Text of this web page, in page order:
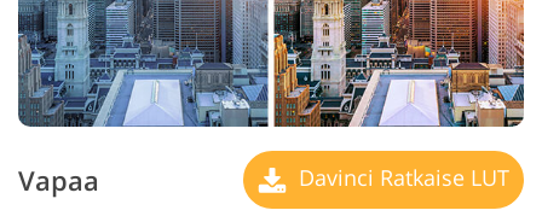
Vapaa Davinci Ratkaise LUT